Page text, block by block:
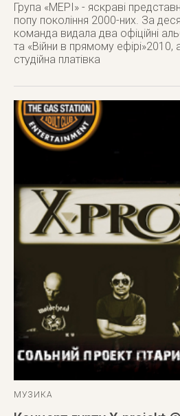
Група «МЕРІ» - яскраві
попу покоління 2000-них. За
команда видала два офіційні
та «Війни в прямому ефірі»2010,
студійна платівка
МУЗИКА